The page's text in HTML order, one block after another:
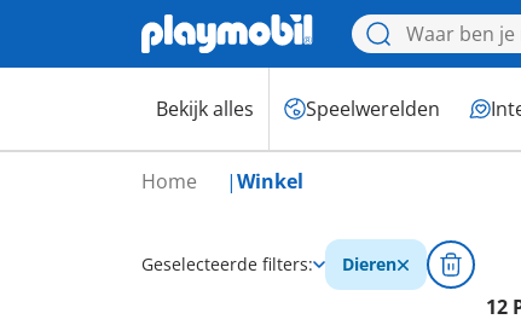
Bekijk alles Speelwerelden
Home Winkel
Geselecteerde filters: Dieren
12